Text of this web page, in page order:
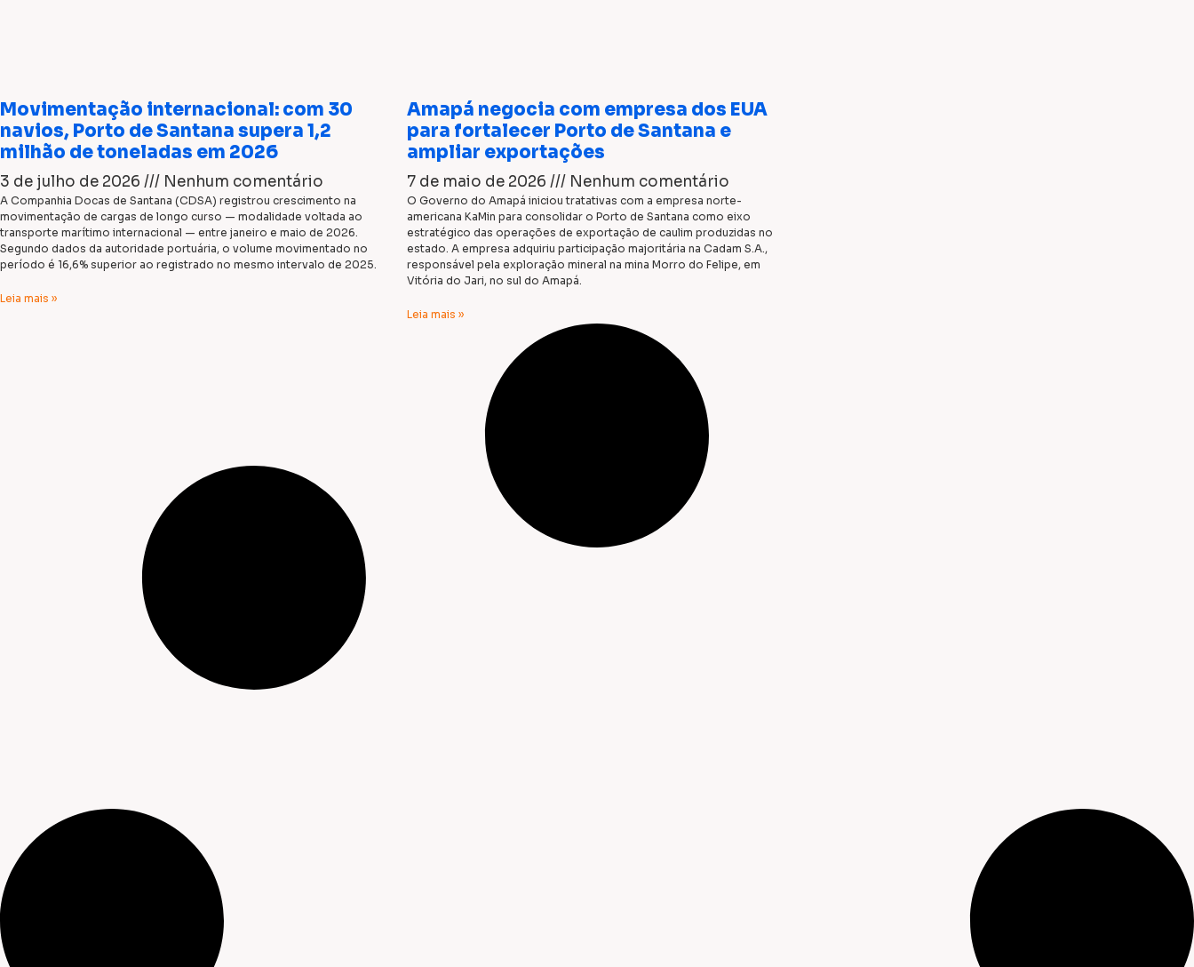
Movimentação internacional: com 30
navios, Porto de Santana supera 1,2
milhão de toneladas em 2026
3 de julho de 2026 Nenhum comentário
A Companhia Docas de Santana (CDSA) registrou crescimento na
movimentação de cargas de longo curso — modalidade voltada ao
transporte marítimo internacional — entre janeiro e maio de 2026.
Segundo dados da autoridade portuária, o volume movimentado no
período é 16,6% superior ao registrado no mesmo intervalo de 2025.
Leia mais »
Amapá negocia com empresa dos EUA
para fortalecer Porto de Santana e
ampliar exportações
7 de maio de 2026 Nenhum comentário
O Governo do Amapá iniciou tratativas com a empresa norte-
americana KaMin para consolidar o Porto de Santana como eixo
estratégico das operações de exportação de caulim produzidas no
estado. A empresa adquiriu participação majoritária na Cadam S.A.,
responsável pela exploração mineral na mina Morro do Felipe, em
Vitória do Jari, no sul do Amapá.
Leia mais »